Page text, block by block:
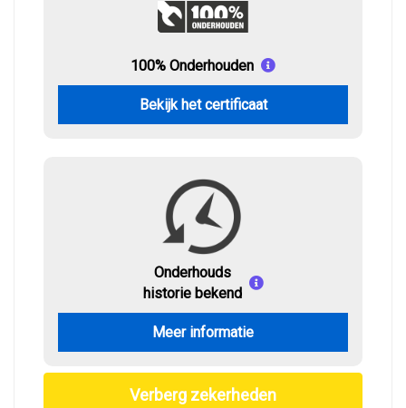
100% Onderhouden
Bekijk het certificaat
Onderhouds
historie bekend
Meer informatie
Verberg zekerheden